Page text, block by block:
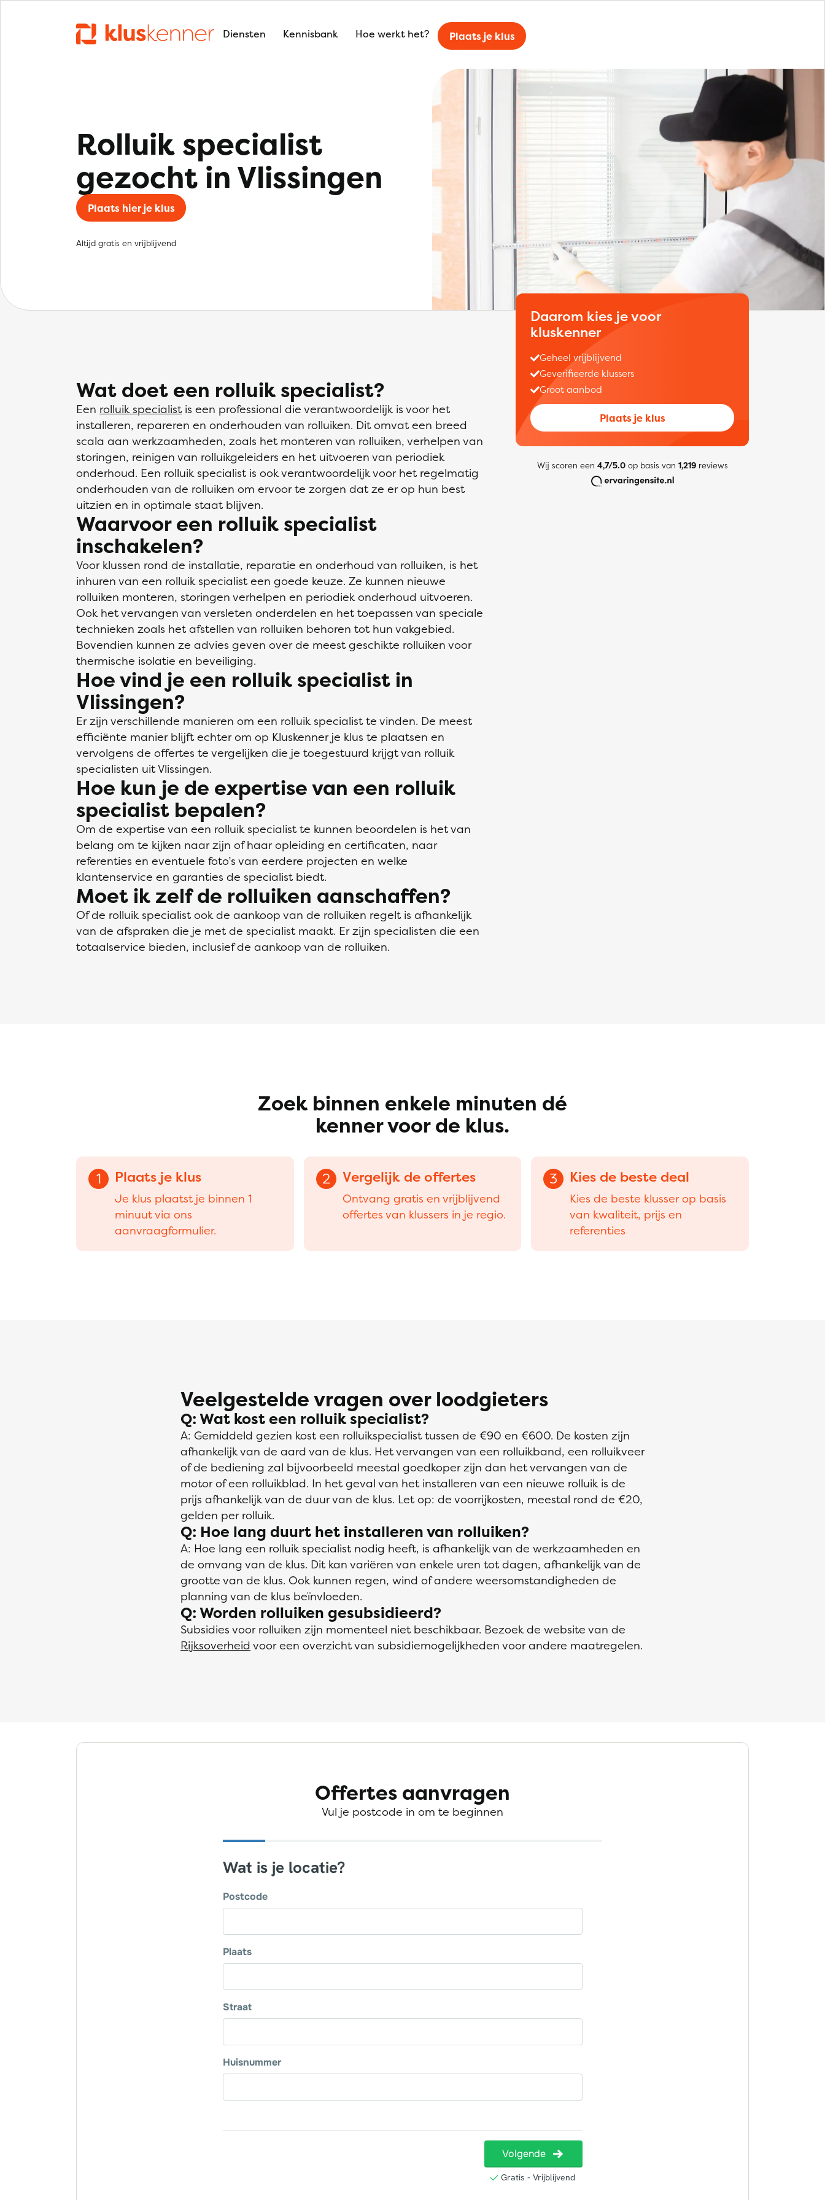
Diensten Kennisbank Hoe werkt het? Plaats je klus
Rolluik specialist
gezocht in Vlissingen
Plaats hier je klus
Altijd gratis en vrijblijvend
Wat doet een rolluik specialist?
Een rolluik specialist is een professional die verantwoordelijk is voor het
installeren, repareren en onderhouden van rolluiken. Dit omvat een breed
scala aan werkzaamheden, zoals het monteren van rolluiken, verhelpen van
storingen, reinigen van rolluikgeleiders en het uitvoeren van periodiek
onderhoud. Een rolluik specialist is ook verantwoordelijk voor het regelmatig
onderhouden van de rolluiken om ervoor te zorgen dat ze er op hun best
uitzien en in optimale staat blijven.
Waarvoor een rolluik specialist
inschakelen?
Voor klussen rond de installatie, reparatie en onderhoud van rolluiken, is het
inhuren van een rolluik specialist een goede keuze. Ze kunnen nieuwe
rolluiken monteren, storingen verhelpen en periodiek onderhoud uitvoeren.
Ook het vervangen van versleten onderdelen en het toepassen van speciale
technieken zoals het afstellen van rolluiken behoren tot hun vakgebied.
Bovendien kunnen ze advies geven over de meest geschikte rolluiken voor
thermische isolatie en beveiliging.
Hoe vind je een rolluik specialist in
Vlissingen?
Er zijn verschillende manieren om een rolluik specialist te vinden. De meest
efficiënte manier blijft echter om op Kluskenner je klus te plaatsen en
vervolgens de offertes te vergelijken die je toegestuurd krijgt van rolluik
specialisten uit Vlissingen.
Hoe kun je de expertise van een rolluik
specialist bepalen?
Om de expertise van een rolluik specialist te kunnen beoordelen is het van
belang om te kijken naar zijn of haar opleiding en certificaten, naar
referenties en eventuele foto’s van eerdere projecten en welke
klantenservice en garanties de specialist biedt.
Moet ik zelf de rolluiken aanschaffen?
Of de rolluik specialist ook de aankoop van de rolluiken regelt is afhankelijk
van de afspraken die je met de specialist maakt. Er zijn specialisten die een
totaalservice bieden, inclusief de aankoop van de rolluiken.
Daarom kies je voor
kluskenner
Geheel vrijblijvend
Geverifieerde klussers
Groot aanbod
Plaats je klus
Wij scoren een 4,7/5.0op basis van 1,219reviews
Zoek binnen enkele minuten dé
kenner voor de klus.
1 Plaats je klus
Je klus plaatst je binnen 1
minuut via ons
aanvraagformulier.
2 Vergelijk de offertes
Ontvang gratis en vrijblijvend
offertes van klussers in je regio.
3 Kies de beste deal
Kies de beste klusser op basis
van kwaliteit, prijs en
referenties
Veelgestelde vragen over loodgieters
Q: Wat kost een rolluik specialist?
A: Gemiddeld gezien kost een rolluikspecialist tussen de €90 en €600. De kosten zijn
afhankelijk van de aard van de klus. Het vervangen van een rolluikband, een rolluikveer
of de bediening zal bijvoorbeeld meestal goedkoper zijn dan het vervangen van de
motor of een rolluikblad. In het geval van het installeren van een nieuwe rolluik is de
prijs afhankelijk van de duur van de klus. Let op: de voorrijkosten, meestal rond de €20,
gelden per rolluik.
Q: Hoe lang duurt het installeren van rolluiken?
A: Hoe lang een rolluik specialist nodig heeft, is afhankelijk van de werkzaamheden en
de omvang van de klus. Dit kan variëren van enkele uren tot dagen, afhankelijk van de
grootte van de klus. Ook kunnen regen, wind of andere weersomstandigheden de
planning van de klus beïnvloeden.
Q: Worden rolluiken gesubsidieerd?
Subsidies voor rolluiken zijn momenteel niet beschikbaar. Bezoek de website van de
Rijksoverheid voor een overzicht van subsidiemogelijkheden voor andere maatregelen.
Offertes aanvragen
Vul je postcode in om te beginnen